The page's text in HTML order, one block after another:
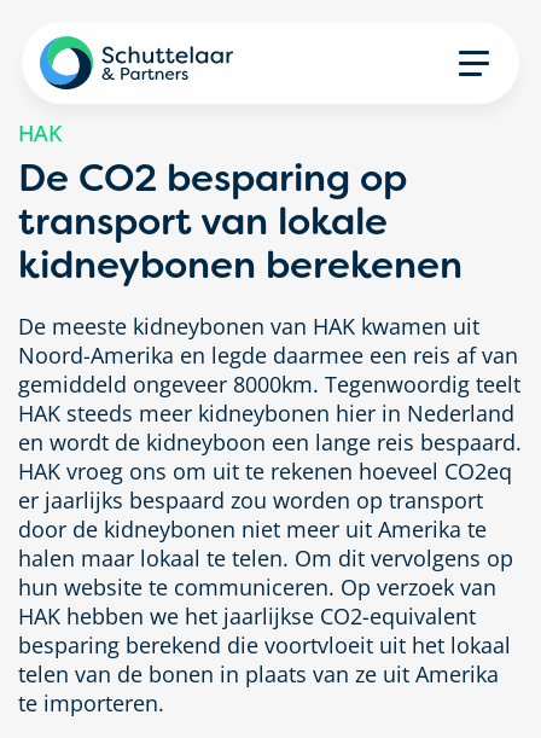
HAK
De CO2 besparing op
transport van lokale
kidneybonen berekenen
De meeste kidneybonen van HAK kwamen uit
Noord-Amerika en legde daarmee een reis af van
gemiddeld ongeveer 8000km. Tegenwoordig teelt
HAK steeds meer kidneybonen hier in Nederland
en wordt de kidneyboon een lange reis bespaard.
HAK vroeg ons om uit te rekenen hoeveel CO2eq
er jaarlijks bespaard zou worden op transport
door de kidneybonen niet meer uit Amerika te
halen maar lokaal te telen. Om dit vervolgens op
hun website te communiceren. Op verzoek van
HAK hebben we het jaarlijkse CO2-equivalent
besparing berekend die voortvloeit uit het lokaal
telen van de bonen in plaats van ze uit Amerika
te importeren.